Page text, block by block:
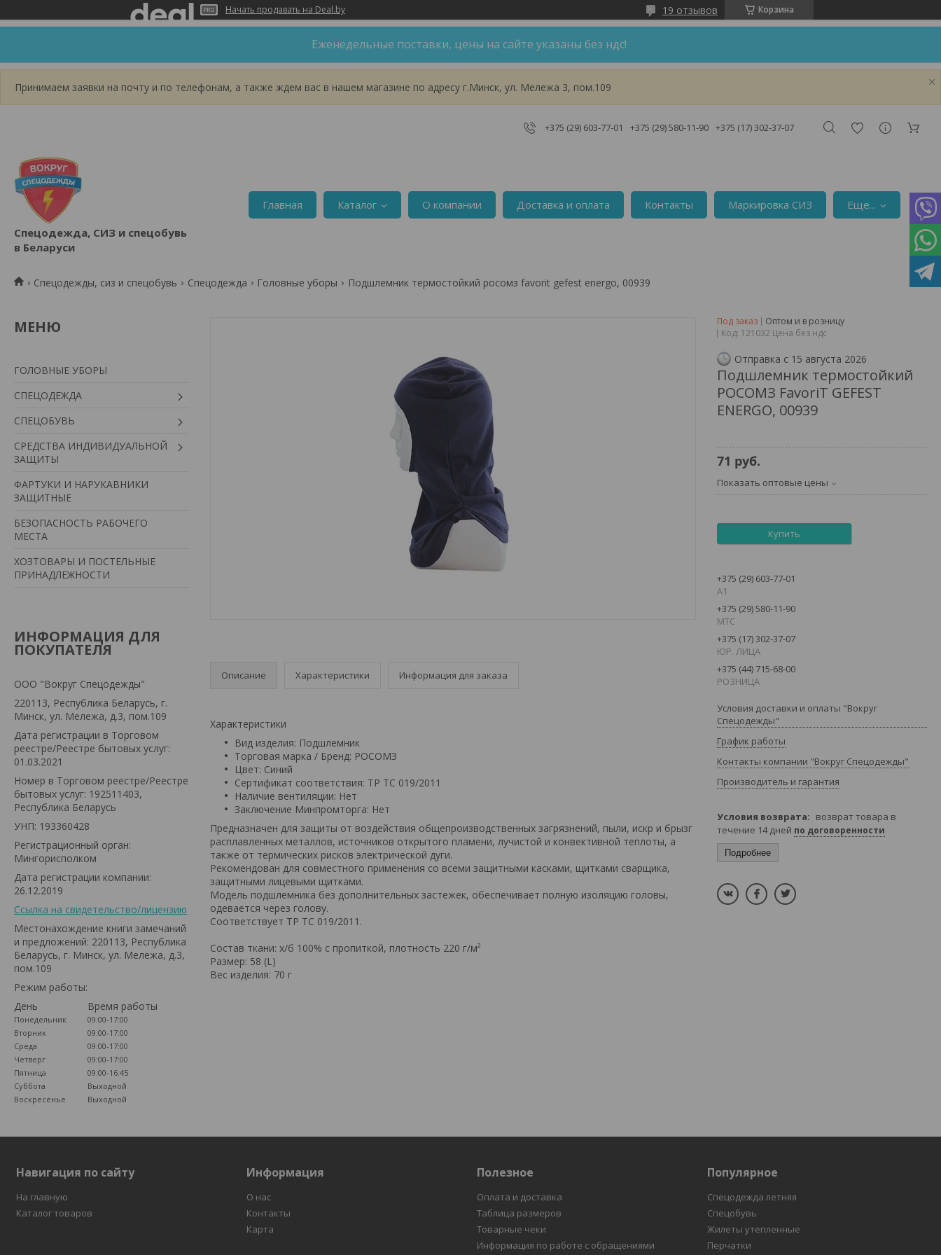
Начать продавать на Deal.by Корзина
19 отзывов
Еженедельные поставки, цены на сайте указаны без ндс!
Принимаем заявки на почту и по телефонам, а также ждем вас в нашем магазине по адресу г.Минск, ул. Мележа 3, пом.109
+375 (29) 603-77-01 +375 (29) 580-11-90 +375 (17) 302-37-07
Спецодежда, СИЗ и спецобувь
в Беларуси
Главная Каталог О компании Доставка и оплата Контакты Маркировка СИЗ Еще...
Спецодежды, сиз и спецобувь Спецодежда Головные уборы Подшлемник термостойкий росомз favorit gefest energo, 00939
ГОЛОВНЫЕ УБОРЫ
СПЕЦОДЕЖДА
СПЕЦОБУВЬ
СРЕДСТВА ИНДИВИДУАЛЬНОЙ
ЗАЩИТЫ
ФАРТУКИ И НАРУКАВНИКИ
ЗАЩИТНЫЕ
БЕЗОПАСНОСТЬ РАБОЧЕГО
МЕСТА
ХОЗТОВАРЫ И ПОСТЕЛЬНЫЕ
ПРИНАДЛЕЖНОСТИ
ИНФОРМАЦИЯ ДЛЯ
ПОКУПАТЕЛЯ
ООО "Вокруг Спецодежды"
220113, Республика Беларусь, г.
Минск, ул. Мележа, д.3, пом.109
Дата регистрации в Торговом
реестре/Реестре бытовых услуг:
01.03.2021
Номер в Торговом реестре/Реестре
бытовых услуг: 192511403,
Республика Беларусь
УНП: 193360428
Регистрационный орган:
Мингорисполком
Дата регистрации компании:
26.12.2019
Ссылка на свидетельство/лицензию
Местонахождение книги замечаний
и предложений: 220113, Республика
Беларусь, г. Минск, ул. Мележа, д.3,
пом.109
Режим работы:
День
Время работы
Понедельник
09:00-17:00
Вторник
09:00-17:00
Среда
09:00-17:00
Четверг
09:00-17:00
Пятница
09:00-16:45
Суббота
Выходной
Воскресенье
Выходной
Описание Характеристики Информация для заказа
Характеристики
Вид изделия: Подшлемник
Торговая марка / Бренд: РОСОМЗ
Цвет: Синий
Сертификат соответствия: ТР ТС 019/2011
Наличие вентиляции: Нет
Заключение Минпромторга: Нет
Предназначен для защиты от воздействия общепроизводственных загрязнений, пыли, искр и брызг
расплавленных металлов, источников открытого пламени, лучистой и конвективной теплоты, а
также от термических рисков электрической дуги.
Рекомендован для совместного применения со всеми защитными касками, щитками сварщика,
защитными лицевыми щитками.
Модель подшлемника без дополнительных застежек, обеспечивает полную изоляцию головы,
одевается через голову.
Соответствует ТР ТС 019/2011.
Состав ткани: х/б 100% с пропиткой, плотность 220 г/м²
Размер: 58 (L)
Вес изделия: 70 г
Под заказ
Оптом и в розницу
Код: 121032 Цена без ндс
Отправка с 15 августа 2026
Подшлемник термостойкий
РОСОМЗ FavoriT GEFEST
ENERGO, 00939
71 руб.
Показать оптовые цены
Купить
+375 (29) 603-77-01
А1
+375 (29) 580-11-90
MTC
+375 (17) 302-37-07
ЮР. ЛИЦА
+375 (44) 715-68-00
РОЗНИЦА
Условия доставки и оплаты "Вокруг
Спецодежды"
График работы
Контакты компании "Вокруг Спецодежды"
Производитель и гарантия
возврат товара в
течение 14 дней по договоренности
Подробнее
Навигация по сайту
На главную
Каталог товаров
Информация
О нас
Контакты
Карта
Полезное
Оплата и доставка
Таблица размеров
Товарные чеки
Информация по работе с обращениями
Популярное
Спецодежда летняя
Спецобувь
Жилеты утепленные
Перчатки